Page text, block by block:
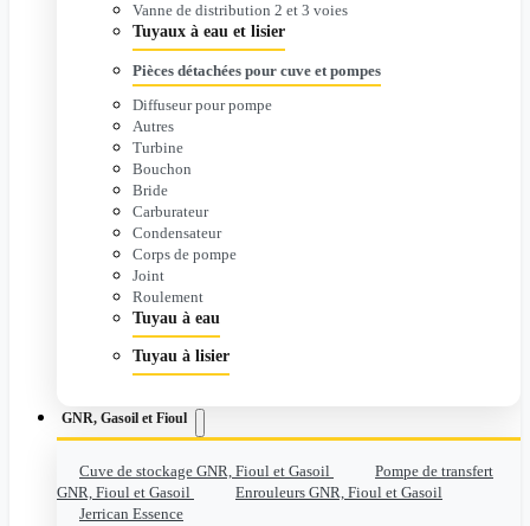
Vanne de distribution 2 et 3 voies
Tuyaux à eau et lisier
Pièces détachées pour cuve et pompes
Diffuseur pour pompe
Autres
Turbine
Bouchon
Bride
Carburateur
Condensateur
Corps de pompe
Joint
Roulement
Tuyau à eau
Tuyau à lisier
GNR, Gasoil et Fioul
Cuve de stockage GNR, Fioul et Gasoil
Pompe de transfert
GNR, Fioul et Gasoil
Enrouleurs GNR, Fioul et Gasoil
Jerrican Essence